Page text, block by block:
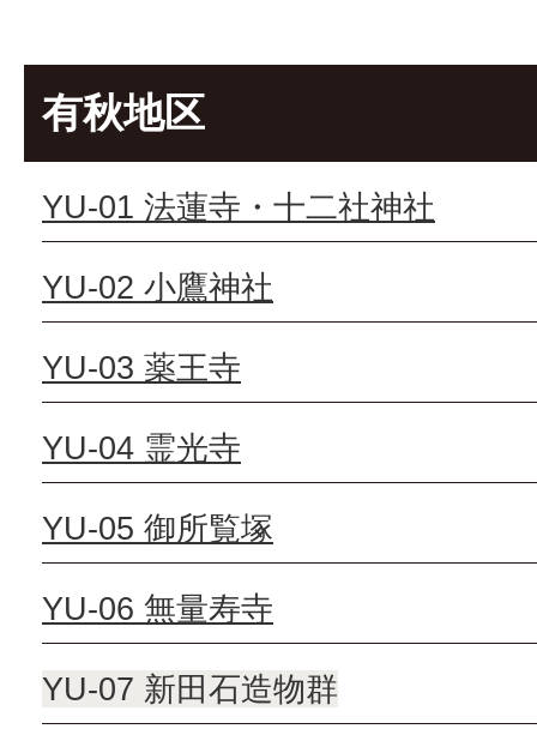
有秋地区
YU-01 法蓮寺・十二社神社
YU-02 小鷹神社
YU-03 薬王寺
YU-04 霊光寺
YU-05 御所覧塚
YU-06 無量寿寺
YU-07 新田石造物群